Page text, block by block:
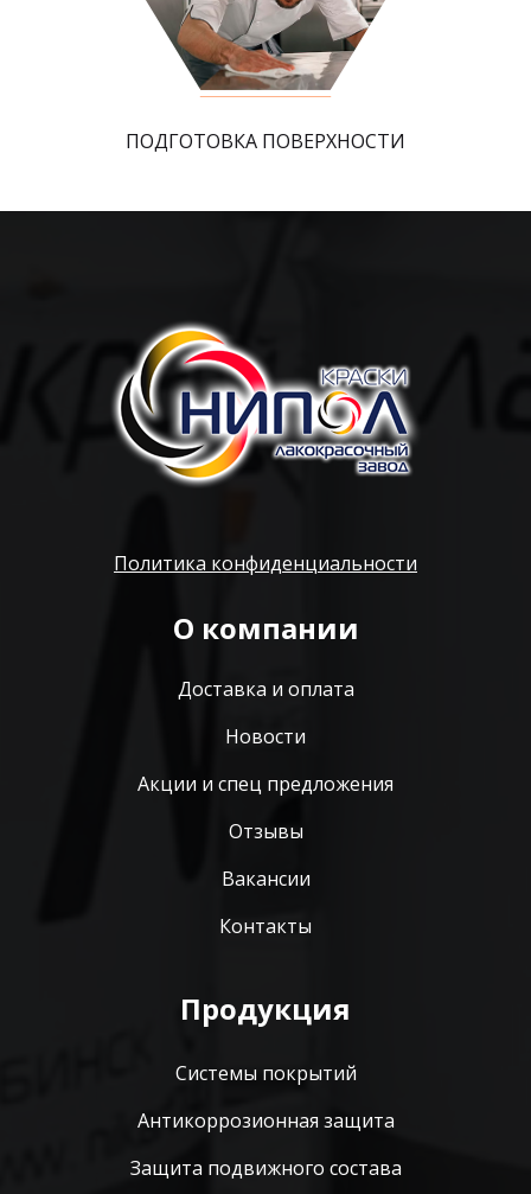
ПОДГОТОВКА ПОВЕРХНОСТИ
Политика конфиденциальности
О компании
Доставка и оплата
Новости
Акции и спец предложения
Отзывы
Вакансии
Контакты
Продукция
Системы покрытий
Антикоррозионная защита
Защита подвижного состава